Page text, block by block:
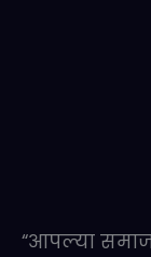
“आपल्या